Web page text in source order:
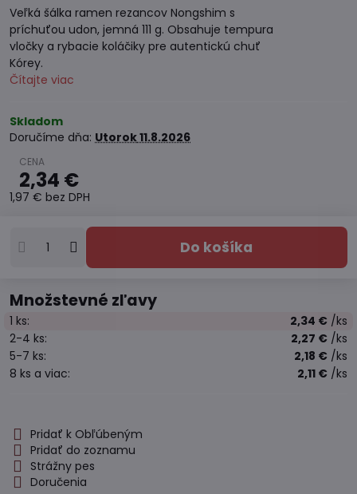
Veľká šálka ramen rezancov Nongshim s
príchuťou udon, jemná 111 g. Obsahuje tempura
vločky a rybacie koláčiky pre autentickú chuť
Kórey.
Čítajte viac
Skladom
Doručíme dňa: Utorok11.8.2026
2,34 €
1,97 € bez DPH
Do košíka
Množstevné zľavy
1 ks: 2,34 € /ks
2-4 ks: 2,27 € /ks
5-7 ks: 2,18 € /ks
8 ks a viac: 2,11 € /ks
Pridať k Obľúbeným
Pridať do zoznamu
Strážny pes
Doručenia